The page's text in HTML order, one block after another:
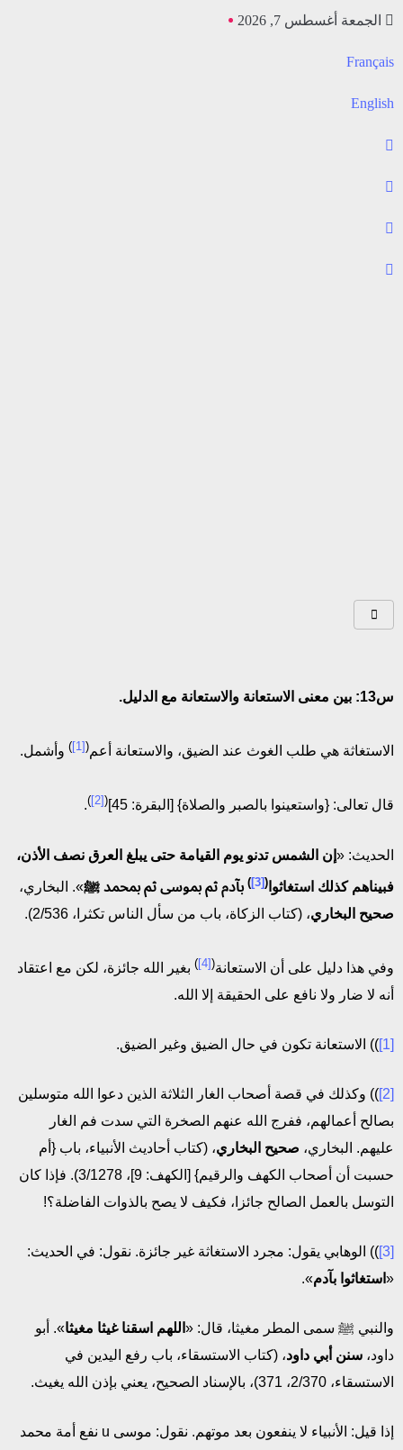
الجمعة أغسطس 7, 2026
Français
English
س13: بين معنى الاستعانة والاستعانة مع الدليل.
الاستغاثة هي طلب الغوث عند الضيق، والاستعانة أعم(
[1]
) وأشمل.
قال تعالى: {واستعينوا بالصبر والصلاة} [البقرة: 45] (
[2]
)
.
الحديث: « إن الشمس تدنو يوم القيامة حتى يبلغ العرق نصف الأذن،
فبيناهم كذلك استغاثوا (
[3]
) بآدم ثم بموسى ثم بمحمد ﷺ». البخاري،
صحيح البخاري، (كتاب الزكاة، باب من سأل الناس تكثرا، 2/536).
وفي هذا دليل على أن الاستعانة(
[4]
) بغير الله جائزة، لكن مع اعتقاد
أنه لا ضار ولا نافع على الحقيقة إلا الله.
[1] )) الاستعانة تكون في حال الضيق وغير الضيق.
[2]
)) وكذلك في قصة أصحاب الغار الثلاثة الذين دعوا الله متوسلين
بصالح أعمالهم، ففرج الله عنهم الصخرة التي سدت فم الغار
عليهم. البخاري، صحيح البخاري، (كتاب أحاديث الأنبياء، باب {أم
حسبت أن أصحاب الكهف والرقيم} [الكهف: 9]، 3/1278). فإذا كان
التوسل بالعمل الصالح جائزا، فكيف لا يصح بالذوات الفاضلة؟!
[3]
)) الوهابي يقول: مجرد الاستغاثة غير جائزة. نقول: في الحديث:
« استغاثوا بآدم».
والنبي ﷺ سمى المطر مغيثا، قال: « اللهم اسقنا غيثا مغيثا». أبو
داود، سنن أبي داود، (كتاب الاستسقاء، باب رفع اليدين في
الاستسقاء، 2/370، 371)، بالإسناد الصحيح، يعني بإذن الله يغيث.
إذا قيل: الأنبياء لا ينفعون بعد موتهم. نقول: موسى u نفع أمة محمد